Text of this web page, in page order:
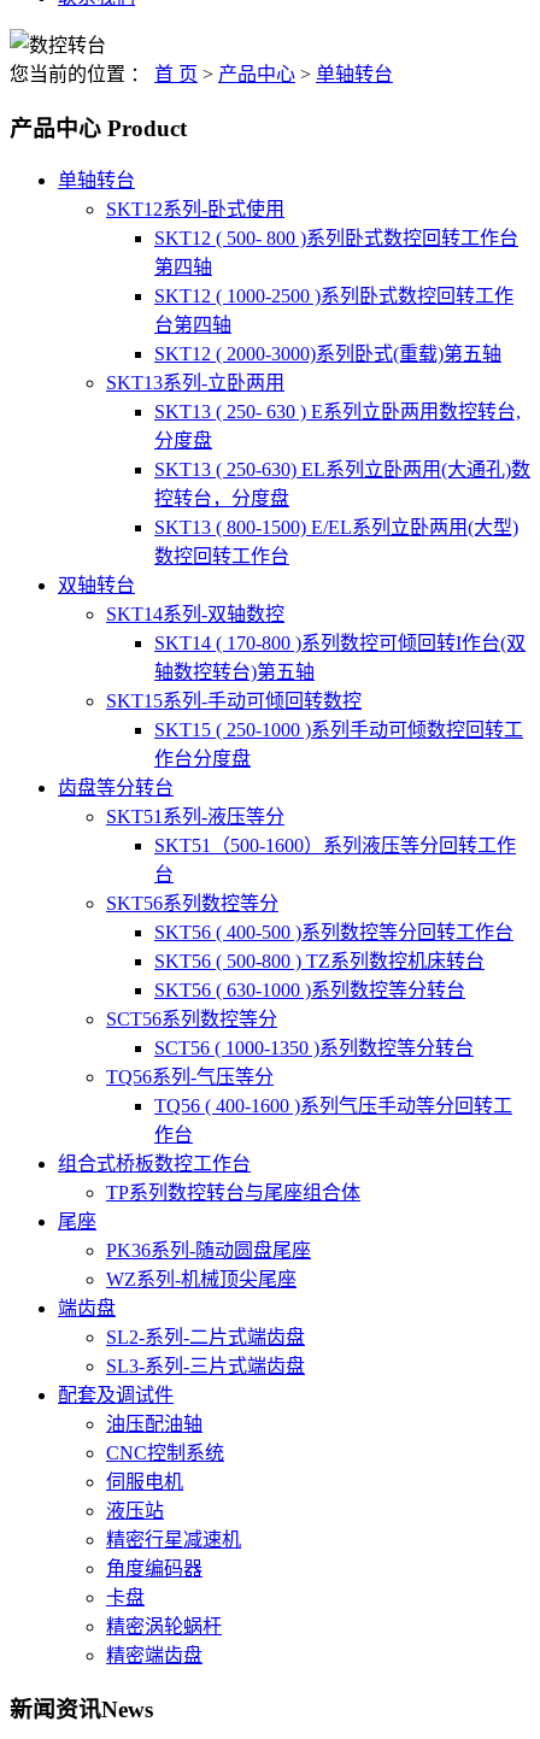
您当前的位置 ： 首 页 > 产品中心 > 单轴转台
产品中心 Product
单轴转台
SKT12系列-卧式使用
SKT12 ( 500- 800 )系列卧式数控回转工作台
第四轴
SKT12 ( 1000-2500 )系列卧式数控回转工作
台第四轴
SKT12 ( 2000-3000)系列卧式(重载)第五轴
SKT13系列-立卧两用
SKT13 ( 250- 630 ) E系列立卧两用数控转台,
分度盘
SKT13 ( 250-630) EL系列立卧两用(大通孔)数
控转台，分度盘
SKT13 ( 800-1500) E/EL系列立卧两用(大型)
数控回转工作台
双轴转台
SKT14系列-双轴数控
SKT14 ( 170-800 )系列数控可倾回转I作台(双
轴数控转台)第五轴
SKT15系列-手动可倾回转数控
SKT15 ( 250-1000 )系列手动可倾数控回转工
作台分度盘
齿盘等分转台
SKT51系列-液压等分
SKT51（500-1600）系列液压等分回转工作
台
SKT56系列数控等分
SKT56 ( 400-500 )系列数控等分回转工作台
SKT56 ( 500-800 ) TZ系列数控机床转台
SKT56 ( 630-1000 )系列数控等分转台
SCT56系列数控等分
SCT56 ( 1000-1350 )系列数控等分转台
TQ56系列-气压等分
TQ56 ( 400-1600 )系列气压手动等分回转工
作台
组合式桥板数控工作台
TP系列数控转台与尾座组合体
尾座
PK36系列-随动圆盘尾座
WZ系列-机械顶尖尾座
端齿盘
SL2-系列-二片式端齿盘
SL3-系列-三片式端齿盘
配套及调试件
油压配油轴
CNC控制系统
伺服电机
液压站
精密行星减速机
角度编码器
卡盘
精密涡轮蜗杆
精密端齿盘
新闻资讯News